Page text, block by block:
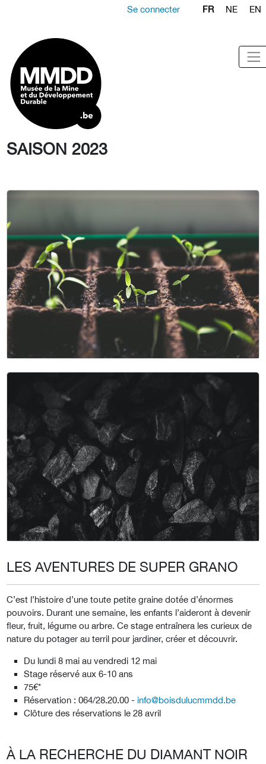
Se connecter FR NE EN
SAISON 2023
LES AVENTURES DE SUPER GRANO
C’est l’histoire d’une toute petite graine dotée d’énormes
pouvoirs. Durant une semaine, les enfants l’aideront à devenir
fleur, fruit, légume ou arbre. Ce stage entraînera les curieux de
nature du potager au terril pour jardiner, créer et découvrir.
Du lundi 8 mai au vendredi 12 mai
Stage réservé aux 6-10 ans
75€*
Réservation : 064/28.20.00 - info@boisdulucmmdd.be
Clôture des réservations le 28 avril
À LA RECHERCHE DU DIAMANT NOIR